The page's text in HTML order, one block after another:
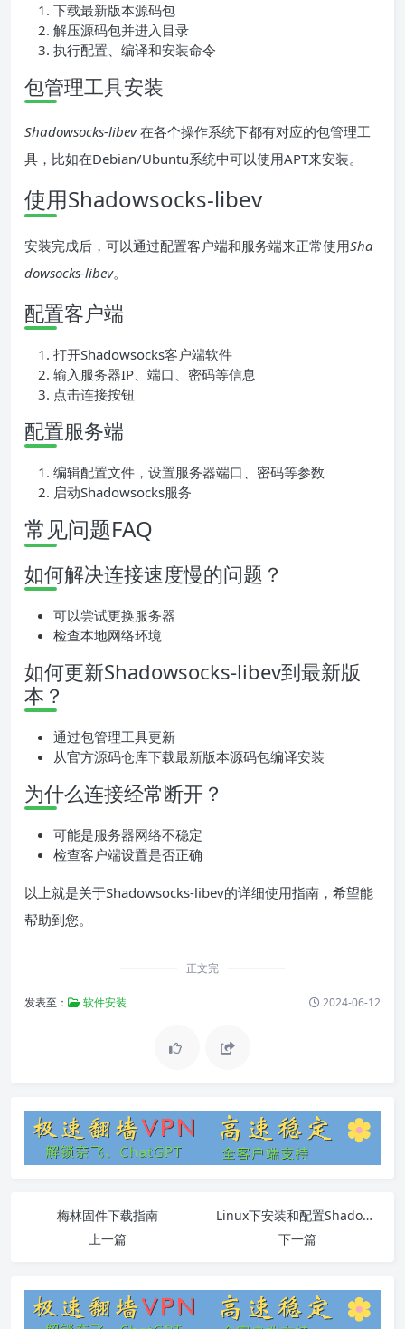
下载最新版本源码包
解压源码包并进入目录
执行配置、编译和安装命令
包管理工具安装
Shadowsocks-libev在各个操作系统下都有对应的包管理工
具，比如在Debian/Ubuntu系统中可以使用APT来安装。
使用Shadowsocks-libev
安装完成后，可以通过配置客户端和服务端来正常使用Sha
dowsocks-libev。
配置客户端
打开Shadowsocks客户端软件
输入服务器IP、端口、密码等信息
点击连接按钮
配置服务端
编辑配置文件，设置服务器端口、密码等参数
启动Shadowsocks服务
常见问题FAQ
如何解决连接速度慢的问题？
可以尝试更换服务器
检查本地网络环境
如何更新Shadowsocks-libev到最新版
本？
通过包管理工具更新
从官方源码仓库下载最新版本源码包编译安装
为什么连接经常断开？
可能是服务器网络不稳定
检查客户端设置是否正确
以上就是关于Shadowsocks-libev的详细使用指南，希望能
帮助到您。
正文完
发表至： 软件安装 2024-06-12
梅林固件下载指南
上一篇
Linux下安装和配置Shadowsocks-Qt5完全指南
下一篇